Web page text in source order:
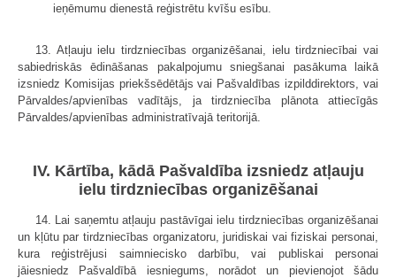
ieņēmumu dienestā reģistrētu kvīšu esību.
13. Atļauju ielu tirdzniecības organizēšanai, ielu tirdzniecībai vai
sabiedriskās ēdināšanas pakalpojumu sniegšanai pasākuma laikā
izsniedz Komisijas priekšsēdētājs vai Pašvaldības izpilddirektors, vai
Pārvaldes/apvienības vadītājs, ja tirdzniecība plānota attiecīgās
Pārvaldes/apvienības administratīvajā teritorijā.
IV. Kārtība, kādā Pašvaldība izsniedz atļauju
ielu tirdzniecības organizēšanai
14. Lai saņemtu atļauju pastāvīgai ielu tirdzniecības organizēšanai
un kļūtu par tirdzniecības organizatoru, juridiskai vai fiziskai personai,
kura reģistrējusi saimniecisko darbību, vai publiskai personai
jāiesniedz Pašvaldībā iesniegums, norādot un pievienojot šādu